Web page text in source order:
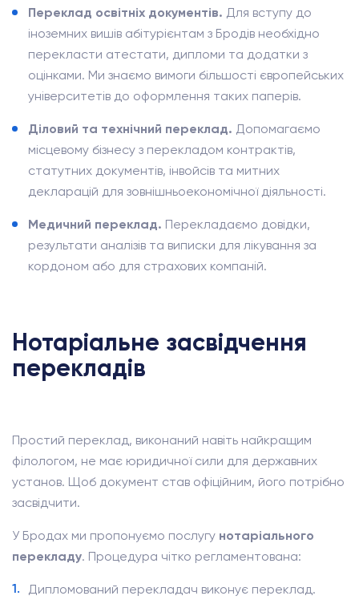
Переклад освітніх документів. Для вступу до
іноземних вишів абітурієнтам з Бродів необхідно
перекласти атестати, дипломи та додатки з
оцінками. Ми знаємо вимоги більшості європейських
університетів до оформлення таких паперів.
Діловий та технічний переклад. Допомагаємо
місцевому бізнесу з перекладом контрактів,
статутних документів, інвойсів та митних
декларацій для зовнішньоекономічної діяльності.
Медичний переклад. Перекладаємо довідки,
результати аналізів та виписки для лікування за
кордоном або для страхових компаній.
Нотаріальне засвідчення
перекладів
Простий переклад, виконаний навіть найкращим
філологом, не має юридичної сили для державних
установ. Щоб документ став офіційним, його потрібно
засвідчити.
У Бродах ми пропонуємо послугу нотаріального
перекладу. Процедура чітко регламентована:
Дипломований перекладач виконує переклад.